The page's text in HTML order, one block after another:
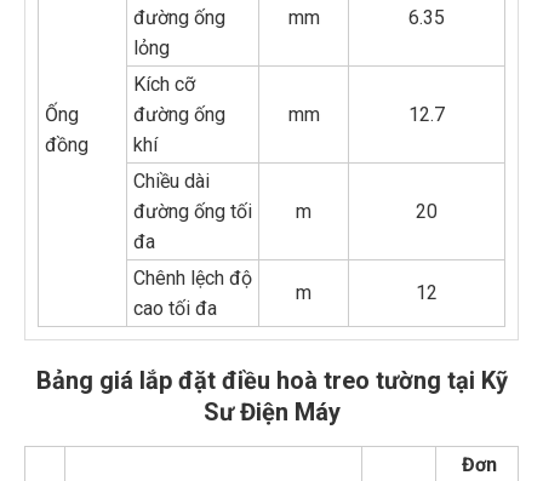
Ống
đồng
đường ống
lỏng
mm 6.35
Kích cỡ
đường ống
khí
mm 12.7
Chiều dài
đường ống tối
đa
m 20
Chênh lệch độ
cao tối đa
m 12
Bảng giá lắp đặt điều hoà treo tường tại Kỹ
Sư Điện Máy
Đơn